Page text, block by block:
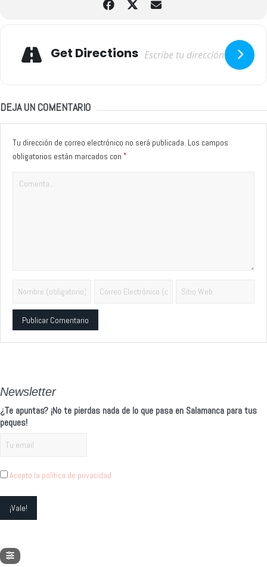
Get Directions
DEJA UN COMENTARIO
Tu dirección de correo electrónico no será publicada. Los campos
obligatorios están marcados con *
Newsletter
¿Te apuntas? ¡No te pierdas nada de lo que pasa en Salamanca para tus
peques!
Acepto la política de privacidad